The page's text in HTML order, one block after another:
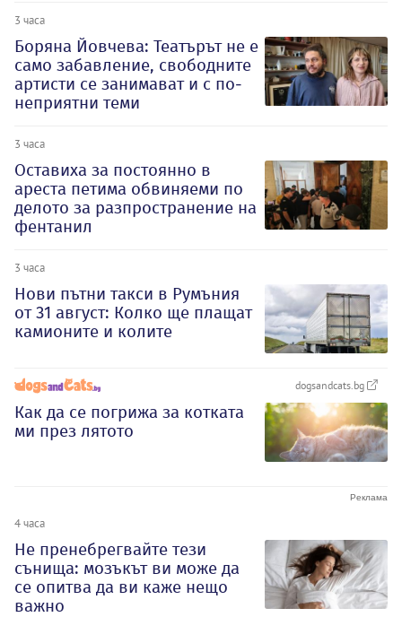
3 часа
Боряна Йовчева: Театърът не е
само забавление, свободните
артисти се занимават и с по-
неприятни теми
3 часа
Оставиха за постоянно в
ареста петима обвиняеми по
делото за разпространение на
фентанил
3 часа
Нови пътни такси в Румъния
от 31 август: Колко ще плащат
камионите и колите
dogsandcats.bg
Как да се погрижа за котката
ми през лятото
4 часа
Не пренебрегвайте тези
сънища: мозъкът ви може да
се опитва да ви каже нещо
важно